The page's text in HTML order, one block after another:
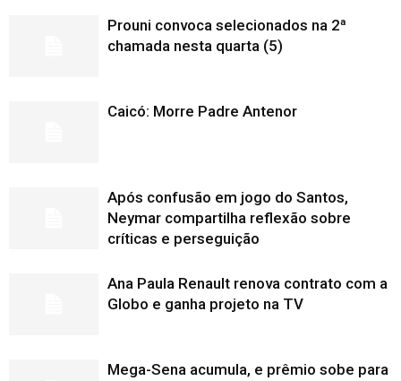
Prouni convoca selecionados na 2ª
chamada nesta quarta (5)
Caicó: Morre Padre Antenor
Após confusão em jogo do Santos,
Neymar compartilha reflexão sobre
críticas e perseguição
Ana Paula Renault renova contrato com a
Globo e ganha projeto na TV
Mega-Sena acumula, e prêmio sobe para